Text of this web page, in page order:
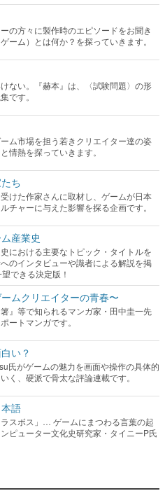
の方々に製作時のエピソードをお聞き
ーム）とは何か？を探っていきます。
ない。『赫本』は、〈試験問題〉の形
です。
ム市場を担う若きクリエイター達の姿
情熱を探っていきます。
ち
けた作家さんに取材し、ゲームが日本
チャーに与えた影響を探る企画です。
産業史
における主要なトピック・タイトルを
のインタビューや識者による解説を掲
できる決定版！
ムクリエイターの青春〜
箸』等で知られるマンガ家・田中圭一先
ートマンガです。
い？
氏がゲームの魅力を画面や操作の具体的
く、硬派で骨太な評論連載です。
語
ラスボス」… ゲームにまつわる言葉の起
ピューター文化史研究家・タイニーP氏